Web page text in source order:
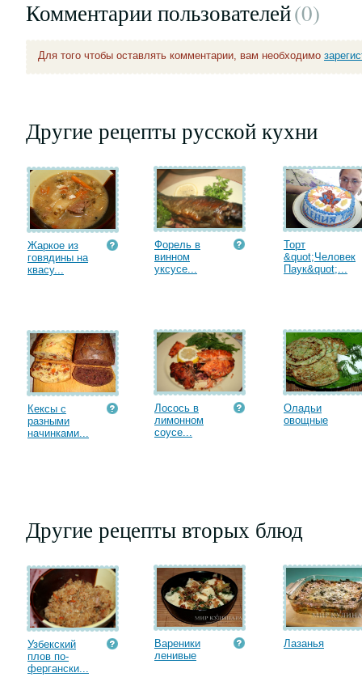
Комментарии пользователей(0)
Для того чтобы оставлять комментарии, вам необходимо
Другие рецепты русской кухни
Жаркое из
говядины на
квасу...
Форель в
винном
уксусе...
Торт
&quot;Человек
Паук&quot;...
Кексы с
разными
начинками...
Лосось в
лимонном
соусе...
Оладьи
овощные
Другие рецепты вторых блюд
Узбекский
плов по-
фергански...
Вареники
ленивые
Лазанья